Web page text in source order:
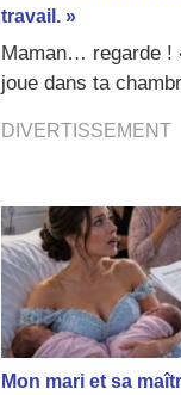
travail. »
Maman… regarde !
joue dans ta
DIVERTISSEMENT
Mon mari et sa